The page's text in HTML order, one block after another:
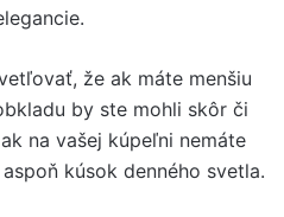
že ak máte menšiu
by ste mohli skôr či
na vašej kúpeľni nemáte
kúsok denného svetla.